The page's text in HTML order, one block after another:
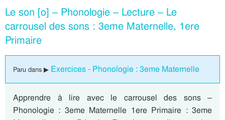
Le son [o] – Phonologie – Lecture – Le
carrousel des sons : 3eme Maternelle, 1ere
Primaire
Paru dans ▶ Exercices - Phonologie : 3eme Maternelle
Apprendre à lire avec le carrousel des sons –
Phonologie : 3eme Maternelle 1ere Primaire : 3eme